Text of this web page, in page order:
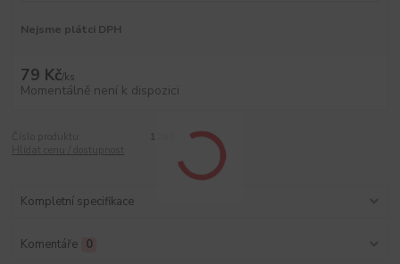
Nejsme plátci DPH
79 Kč/ks
Momentálně není k dispozici
Kompletní specifikace
Komentáře 0